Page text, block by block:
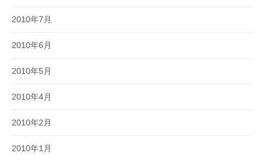
2010年7月
2010年6月
2010年5月
2010年4月
2010年2月
2010年1月